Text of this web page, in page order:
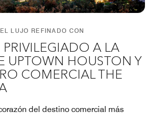
LUJO REFINADO CON
A LA
UPTOWN HOUSTON Y
COMERCIAL THE
del destino comercial más